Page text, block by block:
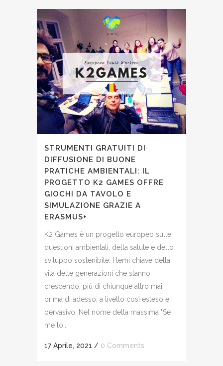
STRUMENTI GRATUITI DI
DIFFUSIONE DI BUONE
PRATICHE AMBIENTALI: IL
PROGETTO K2 GAMES OFFRE
GIOCHI DA TAVOLO E
SIMULAZIONE GRAZIE A
ERASMUS+
K2 Games è un progetto europeo sulle
questioni ambientali, della salute e dello
sviluppo sostenibile. I temi chiave della
vita delle generazioni che stanno
crescendo, più di chiunque altro mai
prima di adesso, a livello così esteso e
pervasivo. Nel nome della massima "Se
me lo...
17 Aprile, 2021 / 0 Comments